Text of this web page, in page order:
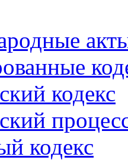
кодекс
кодекс